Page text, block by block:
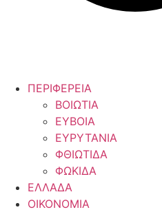
ΠΕΡΙΦΕΡΕΙΑ
ΒΟΙΩΤΙΑ
ΕΥΒΟΙΑ
ΕΥΡΥΤΑΝΙΑ
ΦΘΙΩΤΙΔΑ
ΦΩΚΙΔΑ
ΕΛΛΑΔΑ
ΟΙΚΟΝΟΜΙΑ